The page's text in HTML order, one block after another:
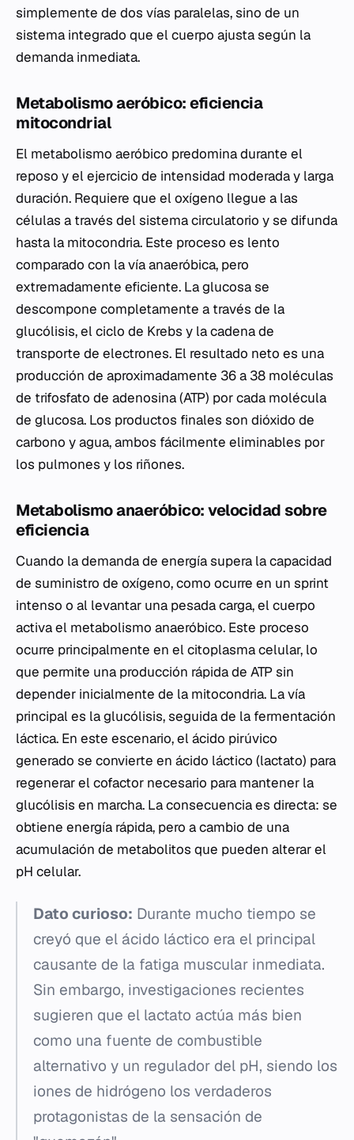
simplemente de dos vías paralelas, sino de un
sistema integrado que el cuerpo ajusta según la
demanda inmediata.
Metabolismo aeróbico: eficiencia
mitocondrial
El metabolismo aeróbico predomina durante el
reposo y el ejercicio de intensidad moderada y larga
duración. Requiere que el oxígeno llegue a las
células a través del sistema circulatorio y se difunda
hasta la mitocondria. Este proceso es lento
comparado con la vía anaeróbica, pero
extremadamente eficiente. La glucosa se
descompone completamente a través de la
glucólisis, el ciclo de Krebs y la cadena de
transporte de electrones. El resultado neto es una
producción de aproximadamente 36 a 38 moléculas
de trifosfato de adenosina (ATP) por cada molécula
de glucosa. Los productos finales son dióxido de
carbono y agua, ambos fácilmente eliminables por
los pulmones y los riñones.
Metabolismo anaeróbico: velocidad sobre
eficiencia
Cuando la demanda de energía supera la capacidad
de suministro de oxígeno, como ocurre en un sprint
intenso o al levantar una pesada carga, el cuerpo
activa el metabolismo anaeróbico. Este proceso
ocurre principalmente en el citoplasma celular, lo
que permite una producción rápida de ATP sin
depender inicialmente de la mitocondria. La vía
principal es la glucólisis, seguida de la fermentación
láctica. En este escenario, el ácido pirúvico
generado se convierte en ácido láctico (lactato) para
regenerar el cofactor necesario para mantener la
glucólisis en marcha. La consecuencia es directa: se
obtiene energía rápida, pero a cambio de una
acumulación de metabolitos que pueden alterar el
pH celular.
Dato curioso: Durante mucho tiempo se
creyó que el ácido láctico era el principal
causante de la fatiga muscular inmediata.
Sin embargo, investigaciones recientes
sugieren que el lactato actúa más bien
como una fuente de combustible
alternativo y un regulador del pH, siendo los
iones de hidrógeno los verdaderos
protagonistas de la sensación de